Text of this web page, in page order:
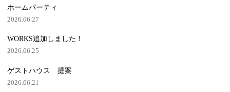
ホームパーティ
2026.06.27
WORKS追加しました！
2026.06.25
ゲストハウス 提案
2026.06.21